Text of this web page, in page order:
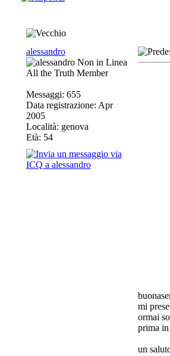
alessandro
All the Truth Member
Messaggi: 655
Data registrazione: Apr
2005
Località: genova
Età: 54
mi
ormai
prima in
un